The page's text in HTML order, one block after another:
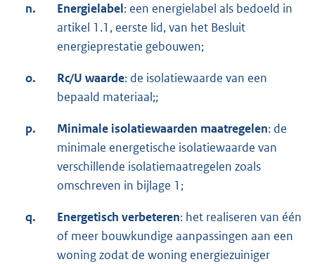
n. Energielabel: een energielabel als bedoeld in
artikel 1.1, eerste lid, van het Besluit
energieprestatie gebouwen;
o. Rc/U waarde: de isolatiewaarde van een
bepaald materiaal;;
p. Minimale isolatiewaarden maatregelen: de
minimale energetische isolatiewaarde van
verschillende isolatiemaatregelen zoals
omschreven in bijlage 1;
q. Energetisch verbeteren: het realiseren van één
of meer bouwkundige aanpassingen aan een
woning zodat de woning energiezuiniger